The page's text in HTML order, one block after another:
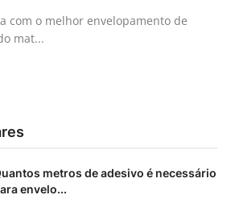
com o melhor envelopamento de
mat...
metros de adesivo é necessário
envelo...